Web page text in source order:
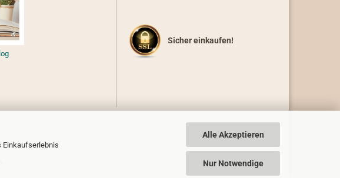
Einkaufserlebnis
Alle Akzeptieren
Nur Notwendige
Sicher einkaufen!